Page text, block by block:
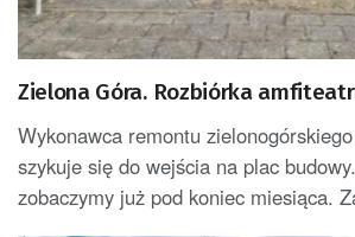
Zielona Góra. Rozbiórka
Wykonawca remontu
szykuje się do wejścia na plac
zobaczymy już pod koniec miesiąca.